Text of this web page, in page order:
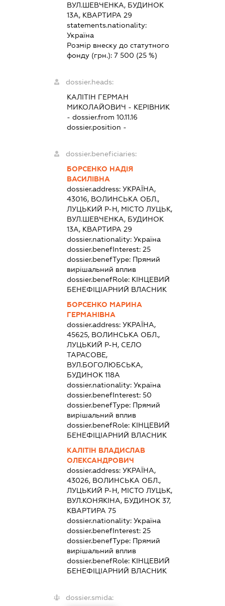
ВУЛ.ШЕВЧЕНКА, БУДИНОК
13А, КВАРТИРА 29
statements.nationality:
Україна
Розмір внеску до статутного
фонду (грн.): 7 500 (25 %)
dossier.heads:
КАЛІТІН ГЕРМАН
МИКОЛАЙОВИЧ - КЕРІВНИК
- dossier.from 10.11.16
dossier.position -
dossier.beneficiaries:
БОРСЕНКО НАДІЯ
ВАСИЛІВНА
dossier.address: УКРАЇНА,
43016, ВОЛИНСЬКА ОБЛ.,
ЛУЦЬКИЙ Р-Н, МІСТО ЛУЦЬК,
ВУЛ.ШЕВЧЕНКА, БУДИНОК
13А, КВАРТИРА 29
dossier.nationality: Україна
dossier.benefInterest: 25
dossier.benefType: Прямий
вирішальний вплив
dossier.benefRole: КІНЦЕВИЙ
БЕНЕФІЦІАРНИЙ ВЛАСНИК
БОРСЕНКО МАРИНА
ГЕРМАНІВНА
dossier.address: УКРАЇНА,
45625, ВОЛИНСЬКА ОБЛ.,
ЛУЦЬКИЙ Р-Н, СЕЛО
ТАРАСОВЕ,
ВУЛ.БОГОЛЮБСЬКА,
БУДИНОК 118А
dossier.nationality: Україна
dossier.benefInterest: 50
dossier.benefType: Прямий
вирішальний вплив
dossier.benefRole: КІНЦЕВИЙ
БЕНЕФІЦІАРНИЙ ВЛАСНИК
КАЛІТІН ВЛАДИСЛАВ
ОЛЕКСАНДРОВИЧ
dossier.address: УКРАЇНА,
43026, ВОЛИНСЬКА ОБЛ.,
ЛУЦЬКИЙ Р-Н, МІСТО ЛУЦЬК,
ВУЛ.КОНЯКІНА, БУДИНОК 37,
КВАРТИРА 75
dossier.nationality: Україна
dossier.benefInterest: 25
dossier.benefType: Прямий
вирішальний вплив
dossier.benefRole: КІНЦЕВИЙ
БЕНЕФІЦІАРНИЙ ВЛАСНИК
dossier.smida: